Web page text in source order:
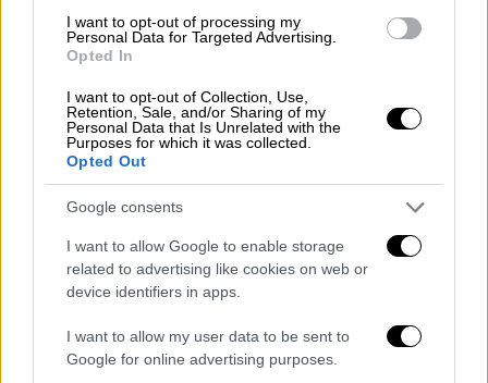
I want to opt-out of processing my
Personal Data for Targeted Advertising.
Opted In
I want to opt-out of Collection, Use,
Retention, Sale, and/or Sharing of my
Personal Data that Is Unrelated with the
Purposes for which it was collected.
Opted Out
Google consents
I want to allow Google to enable storage
related to advertising like cookies on web or
device identifiers in apps.
I want to allow my user data to be sent to
Google for online advertising purposes.